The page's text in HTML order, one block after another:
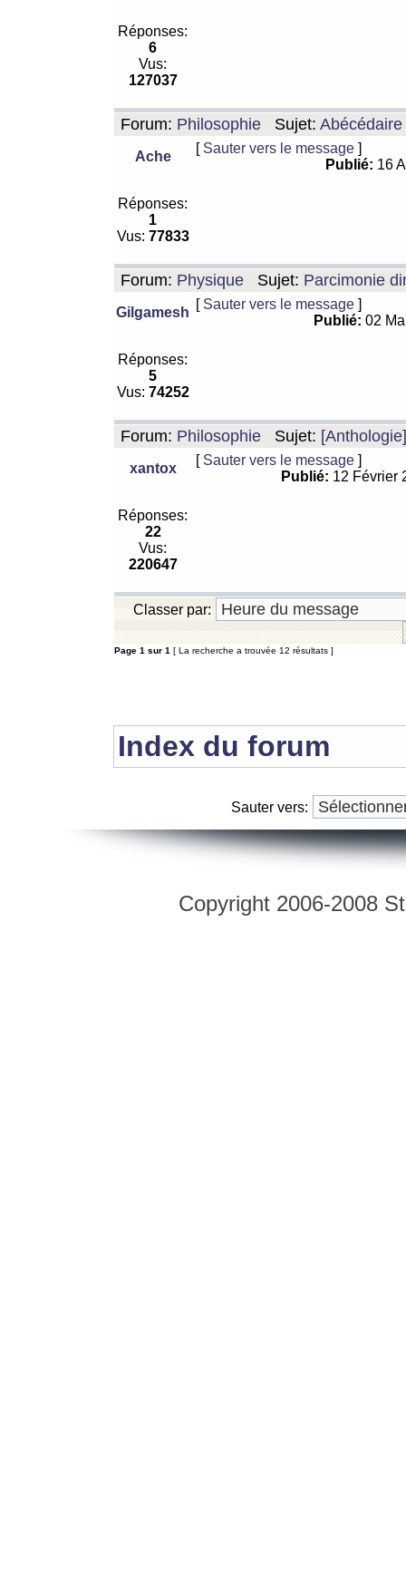
Réponses:
6
Vus:
127037
Forum: Philosophie Sujet: Abécédaire
Ache
[ Sauter vers le message ]
Publié: 16
Réponses:
1
Vus: 77833
Forum: Physique Sujet: Parcimonie
Gilgamesh
[ Sauter vers le message ]
Publié: 02
Réponses:
5
Vus: 74252
Forum: Philosophie Sujet:
xantox
[ Sauter vers le message ]
Publié: 12 Février
Réponses:
22
Vus:
220647
Classer par:
Page 1 sur 1 [ La recherche a trouvée 12 résultats ]
Index du forum
Sauter vers:
Copyright 2006-2008